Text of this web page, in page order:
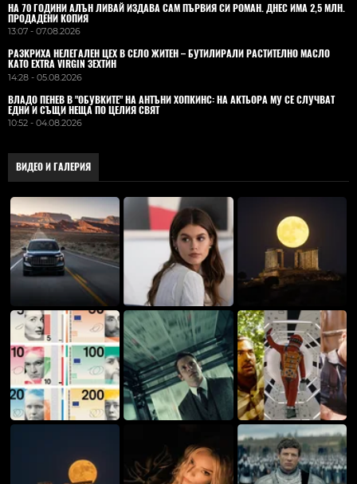
НА 70 ГОДИНИ АЛЪН ЛИВАЙ ИЗДАВА САМ ПЪРВИЯ СИ РОМАН. ДНЕС ИМА 2,5 МЛН.
ПРОДАДЕНИ КОПИЯ
13:07 - 07.08.2026
РАЗКРИХА НЕЛЕГАЛЕН ЦЕХ В СЕЛО ЖИТЕН – БУТИЛИРАЛИ РАСТИТЕЛНО МАСЛО
КАТО EXTRA VIRGIN ЗЕХТИН
14:28 - 05.08.2026
ВЛАДO ПЕНЕВ В "ОБУВКИТЕ" НА АНТЪНИ ХОПКИНС: НА АКТЬОРА МУ СЕ СЛУЧВАТ
ЕДНИ И СЪЩИ НЕЩА ПО ЦЕЛИЯ СВЯТ
10:52 - 04.08.2026
ВИДЕО И ГАЛЕРИЯ